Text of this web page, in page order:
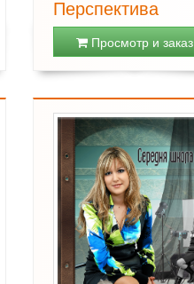
Перспектива
Просмотр и заказ